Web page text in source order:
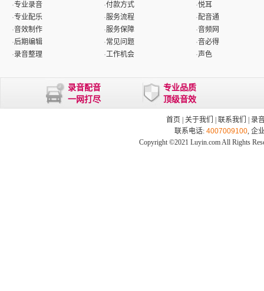
·专业录音
·专业配乐
·音效制作
·后期编辑
·录音整理
·付款方式
·服务流程
·服务保障
·常见问题
·工作机会
·悦耳
·配音通
·音频网
·音必得
·声色
录音配音
一网打尽
专业品质
顶级音效
首页 关于我们 联系我们
录
联系电话: 4007009100, 企
Copyright ©2021 Luyin.com All Rights